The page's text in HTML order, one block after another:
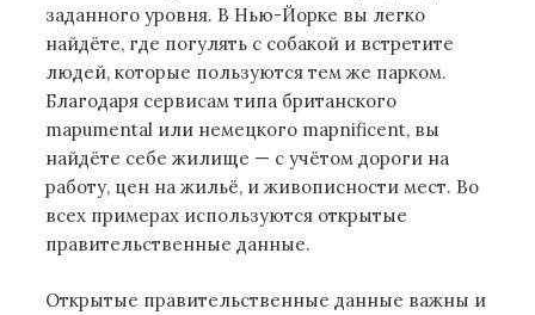
заданного уровня. В Нью-Йорке вы легко
найдёте, где погулять с собакой и встретите
людей, которые пользуются тем же парком.
Благодаря сервисам типа британского
mapumental или немецкого mapnificent, вы
найдёте себе жилище — с учётом дороги на
работу, цен на жильё, и живописности мест. Во
всех примерах используются открытые
правительственные данные.
Открытые правительственные данные важны и